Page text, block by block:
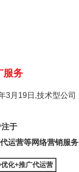
服务
3月19日,技术型公司
于
运营等网络营销服务
化+推广代运营